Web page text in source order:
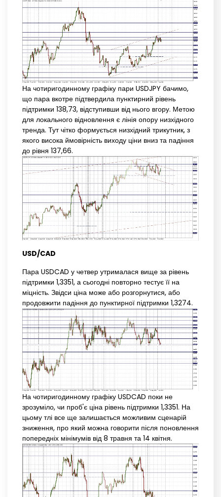
На чотиригодинному графіку пари USDJPY бачимо,
що пара вкотре підтвердила пунктирний рівень
підтримки 138,73, відступивши від нього вгору. Метою
для локального відновлення є лінія опору низхідного
тренда. Тут чітко формується низхідний трикутник, з
якого висока ймовірність виходу ціни вниз та падіння
до рівня 137,66.
USD/CAD
Пара USDCAD у четвер утрималася вище за рівень
підтримки 1,3351, а сьогодні повторно тестує її на
міцність. Звідси ціна може або розгорнутися, або
продовжити падіння до пунктирної підтримки 1,3274.
На чотиригодинному графіку USDCAD поки не
зрозуміло, чи проб'є ціна рівень підтримки 1,3351. На
цьому тлі все ще залишається можливим сценарій
зниження, про який можна говорити після поновлення
попередніх мінімумів від 8 травня та 14 квітня.